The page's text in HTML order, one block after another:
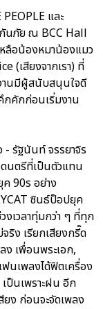
และ
นภัย ณ BCC Hall
หลือน้องหมาน้องแมว
(เสียงจากเรา) ที่
านมีผู้สนับสนุนใจดี
กคักก่อนเริ่มงาน
- รัฐนันท์ จรรยาจิร
นตรีที่เป็นตัวแทน
ค 90s อย่าง
ซินธ์ป็อปยุค
งเวลาทุ่มกว่า ๆ ที่ทุก
ริง เรียกเสียงกรี๊ด
ง เพื่อนพระเอก,
นเพลงได้ฟิตเครื่อง
ป็นเพราะฝน อีก
ง ก่อนจะจัดเพลง